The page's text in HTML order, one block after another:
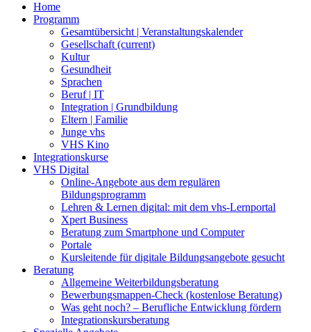
Home
Programm
Gesamtübersicht | Veranstaltungskalender
Gesellschaft (current)
Kultur
Gesundheit
Sprachen
Beruf | IT
Integration | Grundbildung
Eltern | Familie
Junge vhs
VHS Kino
Integrationskurse
VHS Digital
Online-Angebote aus dem regulären
Bildungsprogramm
Lehren & Lernen digital: mit dem vhs-Lernportal
Xpert Business
Beratung zum Smartphone und Computer
Portale
Kursleitende für digitale Bildungsangebote gesucht
Beratung
Allgemeine Weiterbildungsberatung
Bewerbungsmappen-Check (kostenlose Beratung)
Was geht noch? – Berufliche Entwicklung fördern
Integrationskursberatung